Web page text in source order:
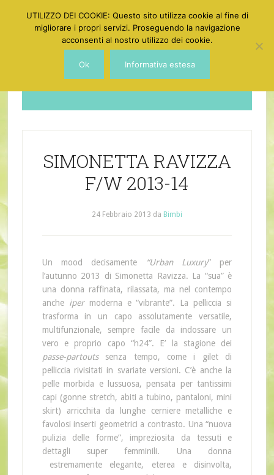
Dotgirl
SIMONETTA RAVIZZA
F/W 2013-14
24 Febbraio 2013 da Bimbi
Un mood decisamente “Urban Luxury” per
l’autunno 2013 di Simonetta Ravizza. La “sua” è
una donna raffinata, rilassata, ma nel contempo
anche ipermoderna e “vibrante”. La pelliccia si
trasforma in un capo assolutamente versatile,
multifunzionale, sempre facile da indossare un
vero e proprio capo “h24”. E’ la stagione dei
passe-partoutssenza tempo, come i gilet di
pelliccia rivisitati in svariate versioni. C’è anche la
pelle morbida e lussuosa, pensata per tantissimi
capi (gonne stretch, abiti a tubino, pantaloni, mini
skirt) arricchita da lunghe cerniere metalliche e
favolosi inserti geometrici a contrasto. Una “nuova
pulizia delle forme”, impreziosita da tessuti e
dettagli super femminili. Una donna
estremamente elegante, eterea e disinvolta,
UTILIZZO DEI COOKIE: Questo sito utilizza cookie al fine di
migliorare i propri servizi. Proseguendo la navigazione
acconsenti al nostro utilizzo dei cookie.
Ok Informativa estesa